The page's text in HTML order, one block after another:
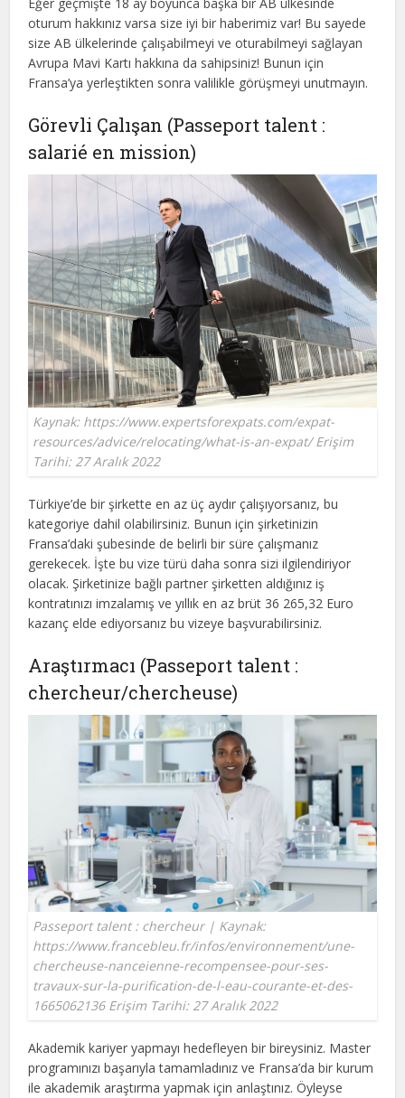
Eğer geçmişte 18 ay boyunca başka bir AB ülkesinde
oturum hakkınız varsa size iyi bir haberimiz var! Bu sayede
size AB ülkelerinde çalışabilmeyi ve oturabilmeyi sağlayan
Avrupa Mavi Kartı hakkına da sahipsiniz! Bunun için
Fransa’ya yerleştikten sonra valilikle görüşmeyi unutmayın.
Görevli Çalışan (Passeport talent :
salarié en mission)
Kaynak: https://www.expertsforexpats.com/expat-
resources/advice/relocating/what-is-an-expat/ Erişim
Tarihi: 27 Aralık 2022
Türkiye’de bir şirkette en az üç aydır çalışıyorsanız, bu
kategoriye dahil olabilirsiniz. Bunun için şirketinizin
Fransa’daki şubesinde de belirli bir süre çalışmanız
gerekecek. İşte bu vize türü daha sonra sizi ilgilendiriyor
olacak. Şirketinize bağlı partner şirketten aldığınız iş
kontratınızı imzalamış ve yıllık en az brüt 36 265,32 Euro
kazanç elde ediyorsanız bu vizeye başvurabilirsiniz.
Araştırmacı (Passeport talent :
chercheur/chercheuse)
Passeport talent : chercheur | Kaynak:
https://www.francebleu.fr/infos/environnement/une-
chercheuse-nanceienne-recompensee-pour-ses-
travaux-sur-la-purification-de-l-eau-courante-et-des-
1665062136 Erişim Tarihi: 27 Aralık 2022
Akademik kariyer yapmayı hedefleyen bir bireysiniz. Master
programınızı başarıyla tamamladınız ve Fransa’da bir kurum
ile akademik araştırma yapmak için anlaştınız. Öyleyse